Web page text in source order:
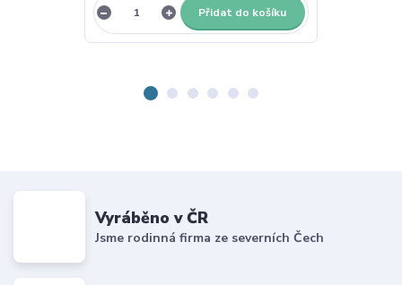
Přidat do košíku
Vyráběno v ČR
Jsme rodinná firma ze severních Čech